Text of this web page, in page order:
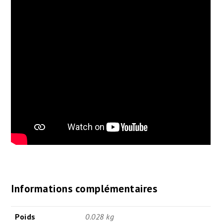
Informations complémentaires
Poids 0.028 kg